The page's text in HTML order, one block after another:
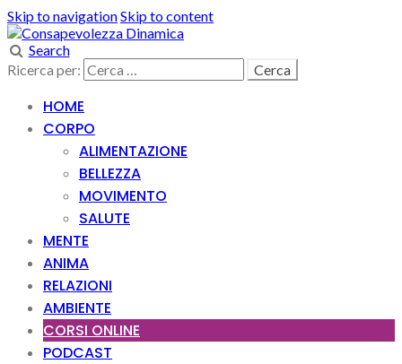
Skip to navigationSkip to content
Search
Ricerca per:
HOME
CORPO
ALIMENTAZIONE
BELLEZZA
MOVIMENTO
SALUTE
MENTE
ANIMA
RELAZIONI
AMBIENTE
CORSI ONLINE
PODCAST